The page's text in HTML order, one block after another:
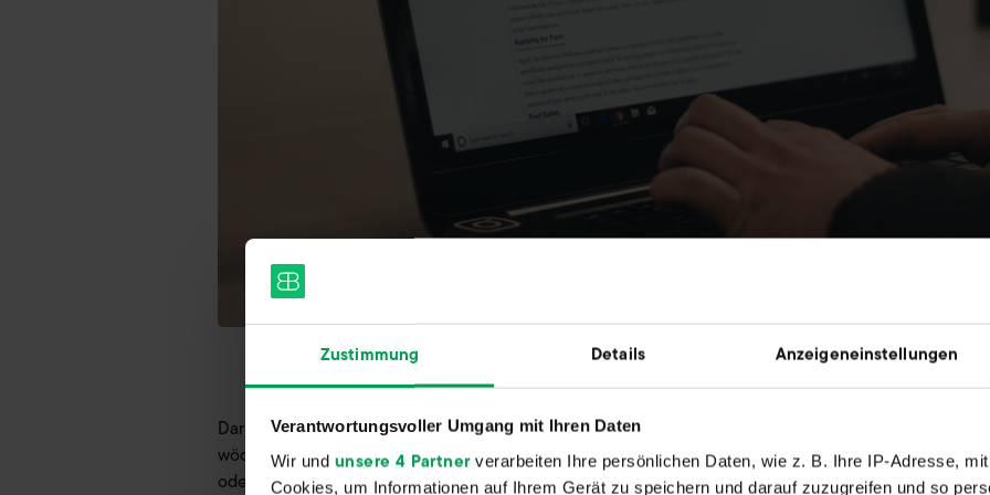
Zustimmung Details Anzeigeneinstellungen
Verantwortungsvoller Umgang mit Ihren Daten
Wir und unsere 4 Partnerverarbeiten Ihre persönlichen Daten, wie z. B. Ihre IP-Adresse,
Cookies, um Informationen auf Ihrem Gerät zu speichern und darauf zuzugreifen und so
Neue Hilfeartikel für die Billbee Datenbank
Darüber hinaus sind wir - endlich - eurem Ruf gefolgt und haben uns dem Thema Hilfevideos
wöchentlich Videos auf unserem YouTube-Kanal hochladen, in denen wir dir Dinge zeigen,
oder Anregungen? Dann melde dich bei uns! Unseren Kanal findest duhier.